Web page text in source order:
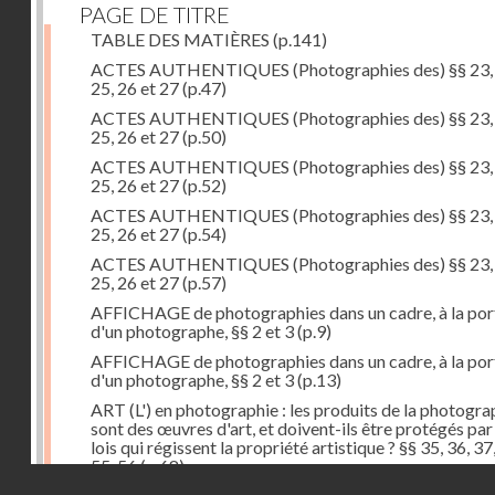
PAGE DE TITRE
TABLE DES MATIÈRES (p.141)
ACTES AUTHENTIQUES (Photographies des) §§
25, 26 et 27(p.47)
ACTES AUTHENTIQUES (Photographies des) §§
25, 26 et 27(p.50)
ACTES AUTHENTIQUES (Photographies des) §§
25, 26 et 27(p.52)
ACTES AUTHENTIQUES (Photographies des) §§
25, 26 et 27(p.54)
ACTES AUTHENTIQUES (Photographies des) §§
25, 26 et 27(p.57)
AFFICHAGE de photographies dans un cadre, à la
d'un photographe, §§ 2 et 3(p.9)
AFFICHAGE de photographies dans un cadre, à la
d'un photographe, §§ 2 et 3(p.13)
ART (L') en photographie : les produits de la
sont des œuvres d'art, et doivent-ils être protégés par
lois qui régissent la propriété artistique ? §§ 35, 36,
55, 56(p.68)